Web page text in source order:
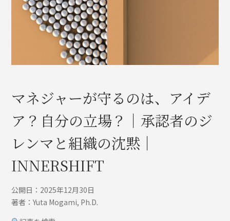
マネジャーが守るのは、アイデ
ア？自分の立場？｜承認者のジ
レンマと組織の沈黙｜
INNERSHIFT
公開日：2025年12月30日
著者：Yuta Mogami, Ph.D.